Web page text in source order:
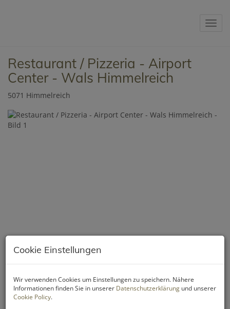
Restaurant / Pizzeria - Airport
Center - Wals Himmelreich
5071 Himmelreich
Cookie Einstellungen
Wir verwenden Cookies um Einstellungen zu speichern. Nähere
Informationen finden Sie in unserer Datenschutzerklärung und unserer
Cookie Policy.